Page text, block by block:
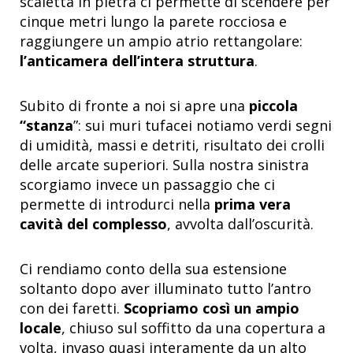
cinque metri lungo la parete rocciosa e
raggiungere un ampio atrio rettangolare:
l’anticamera dell’intera struttura.
Subito di fronte a noi si apre una piccola
“stanza”: sui muri tufacei notiamo verdi segni
di umidità, massi e detriti, risultato dei crolli
delle arcate superiori. Sulla nostra sinistra
scorgiamo invece un passaggio che ci
permette di introdurci nella prima vera
cavità del complesso, avvolta dall’oscurità.
Ci rendiamo conto della sua estensione
soltanto dopo aver illuminato tutto l’antro
con dei faretti. Scopriamo così un ampio
locale, chiuso sul soffitto da una copertura a
volta, invaso quasi interamente da un alto